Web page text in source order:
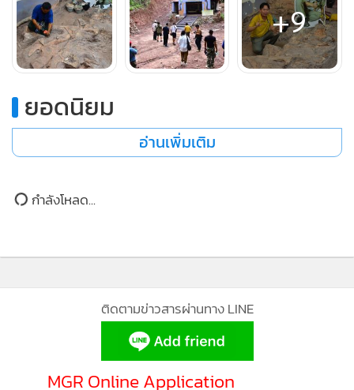
นายสุธรรม วงษ์จันทร์ หัวหน้าอุทยานแห่งชาติภูเวียงเคยเล่าว่า
หยุดชะงัก ทำให้พื้นที่สูญเสียโอกาสทางการท่องเที่ยวไปไม่น้อย
เพราะเมื่อไม่มีงานวิจัยใหม่ ไม่มีการค้นพบใหม่ นักท่องเที่ยวก็ลด
ลงอย่างเห็นได้ชัด เมื่อก่อนคนมาเที่ยวดูหลุมขุดค้นจำนวนมาก
+9
ยอดนิยม
อ่านเพิ่มเติม
กำลังโหลด...
ติดตามข่าวสารผ่านทาง LINE
MGR Online Application